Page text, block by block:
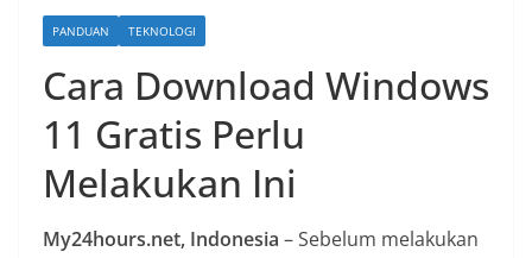
K
e
k
i
n
i
a
PANDUAN TEKNOLOGI
Cara Download Windows
11 Gratis Perlu
Melakukan Ini
My24hours.net, Indonesia – Sebelum melakukan